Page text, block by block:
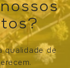
qualidade de